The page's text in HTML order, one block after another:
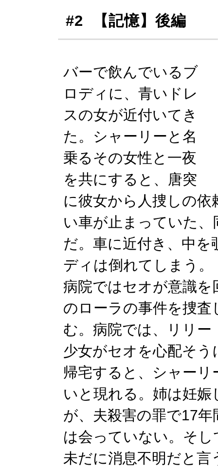
#2 【記憶】後編
バーで飲んでいるブ
ロディに、青いドレ
スの女が近付いてき
た。シャーリーと名
乗るその女性と一夜
を共にすると、唐突
に彼女から人捜しの
い車が止まっていた
だ。車に近付き、中
ディは倒れてしまう。
病院ではセオが意識
のローラの事件を捜
む。病院では、リリ
少女がセオを心配そう
帰宅すると、シャー
いと現れる。姉は妊
が、夫殺害の罪で17
は会っていない。そ
未だに消息不明だと